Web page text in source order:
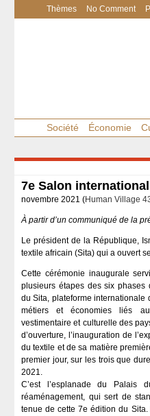
Thèmes No Comment
Société Économie
7e Salon
novembre 2021 (Human Village
À partir d’un communiqué de la
Le président de la République,
textile africain (Sita) qui a ouvert
Cette cérémonie inaugurale
plusieurs étapes des six phases
du Sita, plateforme internationale
métiers et économies liés
vestimentaire et culturelle des
d’ouverture, l’inauguration de
du textile et de sa matière
premier jour, sur les trois que
2021.
C’est l’esplanade du Palais
réaménagement, qui sert de
tenue de cette 7e édition du